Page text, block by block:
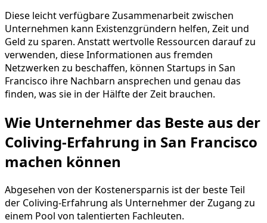
Diese leicht verfügbare Zusammenarbeit zwischen
Unternehmen kann Existenzgründern helfen, Zeit und
Geld zu sparen. Anstatt wertvolle Ressourcen darauf zu
verwenden, diese Informationen aus fremden
Netzwerken zu beschaffen, können Startups in San
Francisco ihre Nachbarn ansprechen und genau das
finden, was sie in der Hälfte der Zeit brauchen.
Wie Unternehmer das Beste aus der
Coliving-Erfahrung in San Francisco
machen können
Abgesehen von der Kostenersparnis ist der beste Teil
der Coliving-Erfahrung als Unternehmer der Zugang zu
einem Pool von talentierten Fachleuten.